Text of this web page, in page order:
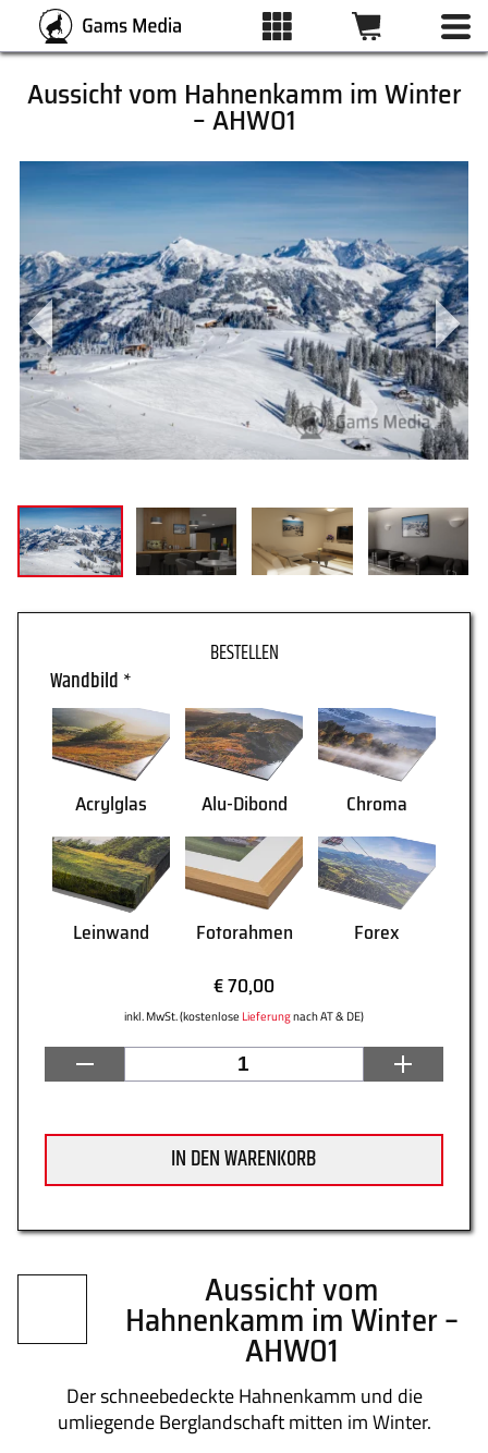
ALLE BILDER
KATEGORIEN
DRUCKARTEN
WUNSCHLISTE
ÜBER UNS
WARENKORB
AGB
Datenschutz
Impressum
Newsletter
Lieferung
Zahlung
Gütesiegel
Über uns
Aussicht vom Hahnenkamm im Winter
– AHW01
Wandbild *
Acrylglas Alu-Dibond Chroma
Leinwand Fotorahmen
Forex
€ 70,00
inkl. MwSt. (kostenlose Lieferungnach AT & DE)
IN DEN WARENKORB
Aussicht vom
Hahnenkamm im Winter –
AHW01
Der schneebedeckte Hahnenkamm und die
umliegende Berglandschaft mitten im Winter.